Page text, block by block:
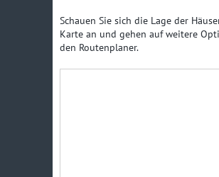
Schauen Sie sich die Lage der
Karte an und gehen auf weitere
den Routenplaner.